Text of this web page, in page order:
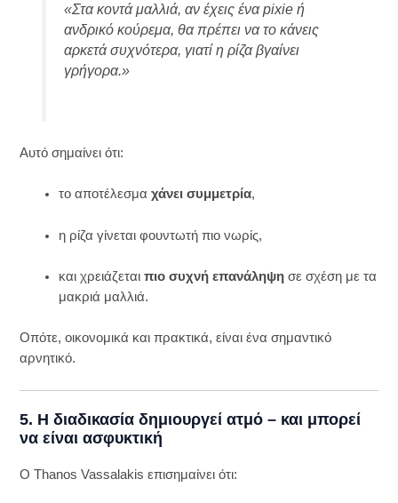
«Στα κοντά μαλλιά, αν έχεις ένα pixie ή
ανδρικό κούρεμα, θα πρέπει να το κάνεις
αρκετά συχνότερα, γιατί η ρίζα βγαίνει
γρήγορα.»
Αυτό σημαίνει ότι:
το αποτέλεσμαχάνει συμμετρία,
η ρίζα γίνεται φουντωτή πιο νωρίς,
και χρειάζεταιπιο συχνή επανάληψη σε σχέση με τα
μακριά μαλλιά.
Οπότε, οικονομικά και πρακτικά, είναι ένα σημαντικό
αρνητικό.
5. Η διαδικασία δημιουργεί ατμό – και μπορεί
να είναι ασφυκτική
Ο Thanos Vassalakis επισημαίνει ότι: